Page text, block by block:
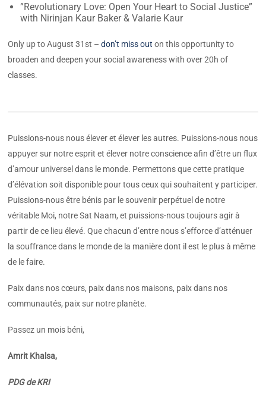
”Revolutionary Love: Open Your Heart to Social Justice”
with Nirinjan Kaur Baker & Valarie Kaur
Only up to August 31st –don’t miss out on this opportunity to
broaden and deepen your social awareness with over 20h of
classes.
Puissions-nous nous élever et élever les autres. Puissions-nous nous
appuyer sur notre esprit et élever notre conscience afin d’être un flux
d’amour universel dans le monde. Permettons que cette pratique
d’élévation soit disponible pour tous ceux qui souhaitent y participer.
Puissions-nous être bénis par le souvenir perpétuel de notre
véritable Moi, notre Sat Naam, et puissions-nous toujours agir à
partir de ce lieu élevé. Que chacun d’entre nous s’efforce d’atténuer
la souffrance dans le monde de la manière dont il est le plus à même
de le faire.
Paix dans nos cœurs, paix dans nos maisons, paix dans nos
communautés, paix sur notre planète.
Passez un mois béni,
Amrit Khalsa,
PDG de KRI